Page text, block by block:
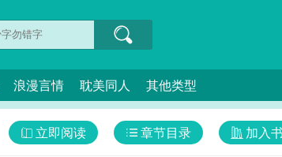
浪漫言情 耽美同人 其他类型
加入
章节目录
立即阅读